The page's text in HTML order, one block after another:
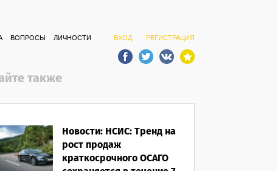
ВХОД РЕГИСТРАЦИЯ
ВОПРОСЫ ЛИЧНОСТИ
также
Новости: НСИС: Тренд на
рост продаж
краткосрочного ОСАГО